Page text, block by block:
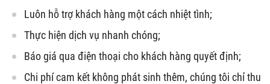
Luôn hỗ trợ khách hàng một cách nhiệt tình;
Thực hiện dịch vụ nhanh chóng;
Báo giá qua điện thoại cho khách hàng quyết định;
Chi phí cam kết không phát sinh thêm, chúng tôi chỉ thu